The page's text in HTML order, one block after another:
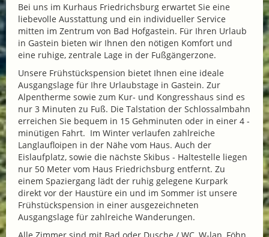
Bei uns im Kurhaus Friedrichsburg erwartet Sie eine
liebevolle Ausstattung und ein individueller Service
mitten im Zentrum von Bad Hofgastein. Für Ihren Urlaub
in Gastein bieten wir Ihnen den nötigen Komfort und
eine ruhige, zentrale Lage in der Fußgängerzone.
Unsere Frühstückspension bietet Ihnen eine ideale
Ausgangslage für Ihre Urlaubstage in Gastein. Zur
Alpentherme sowie zum Kur- und Kongresshaus sind es
nur 3 Minuten zu Fuß. Die Talstation der Schlossalmbahn
erreichen Sie bequem in 15 Gehminuten oder in einer 4 -
minütigen Fahrt. Im Winter verlaufen zahlreiche
Langlaufloipen in der Nähe vom Haus. Auch der
Eislaufplatz, sowie die nächste Skibus - Haltestelle liegen
nur 50 Meter vom Haus Friedrichsburg entfernt. Zu
einem Spaziergang lädt der ruhig gelegene Kurpark
direkt vor der Haustüre ein und im Sommer ist unsere
Frühstückspension in einer ausgezeichneten
Ausgangslage für zahlreiche Wanderungen.